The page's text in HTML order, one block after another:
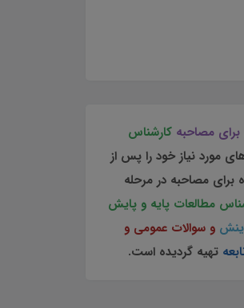
مصاحبه کارشناس
مورد نیاز خود را پس از
برای مصاحبه در مرحله
مطالعات پایه و پایش
و سوالات عمومی و
تهیه گردیده است.